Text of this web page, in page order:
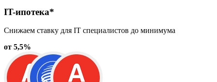
IT-ипотека*
Снижаем ставку для IT специалистов до минимума
от 5,5%